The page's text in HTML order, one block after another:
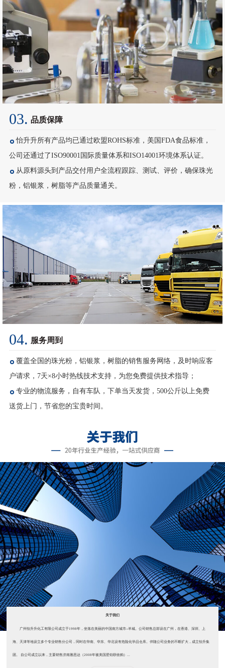
03. 品质保障
怡升升所有产品均已通过欧盟ROHS标准，美国FDA食品标准，
公司还通过了ISO90001国际质量体系和ISO14001环境体系认证。
从原料源头到产品交付用户全流程跟踪、测试、评价，确保珠光
粉，铝银浆，树脂等产品质量通关。
04. 服务周到
覆盖全国的珠光粉，铝银浆，树脂的销售服务网络，及时响应客
户请求，7天×8小时热线技术支持，为您免费提供技术指导；
专业的物流服务，自有车队，下单当天发货，500公斤以上免费
送货上门，节省您的宝贵时间。
关于我们
广州怡升升化工有限公司成立于1998年，坐落在美丽的中国南方城市--羊城。公司销售总部设在广州，在香港、深圳、上
海、天津等地设立多个专业销售分公司，同时在华南、华东、华北设有危险化学品仓库。伴随公司业务的不断扩大，成立怡升集
团。 自公司成立以来，主要销售济南雅思达（2008年被美国星铂联收购）...